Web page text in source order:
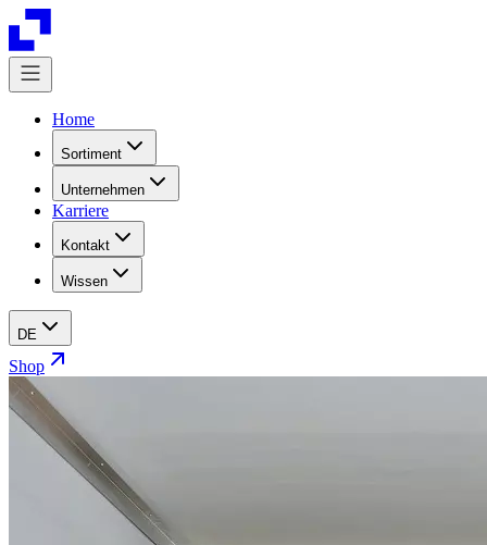
Home
Sortiment
Unternehmen
Karriere
Kontakt
Wissen
DE
Shop